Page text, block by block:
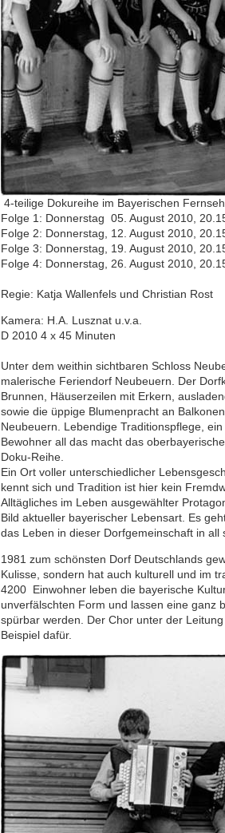
4-teilige Dokureihe im Bayerischen
Folge 1: Donnerstag 05. August 2010,
Folge 2: Donnerstag, 12. August 2010,
Folge 3: Donnerstag, 19. August 2010,
Folge 4: Donnerstag, 26. August 2010,
Regie: Katja Wallenfels und Christian Rost
Kamera: H.A. Lusznat u.v.a.
D 2010 4 x 45 Minuten
Unter dem weithin sichtbaren Schloss
malerische Feriendorf Neubeuern. Der
Brunnen, Häuserzeilen mit Erkern,
sowie die üppige Blumenpracht an
Neubeuern. Lebendige Traditionspflege,
Bewohner all das macht das
Doku-Reihe.
Ein Ort voller unterschiedlicher
kennt sich und Tradition ist hier kein
Alltägliches im Leben ausgewählter
Bild aktueller bayerischer Lebensart. Es
das Leben in dieser Dorfgemeinschaft in all
1981 zum schönsten Dorf Deutschlands
Kulisse, sondern hat auch kulturell und im
4200 Einwohner leben die bayerische
unverfälschten Form und lassen eine ganz
spürbar werden. Der Chor unter der
Beispiel dafür.